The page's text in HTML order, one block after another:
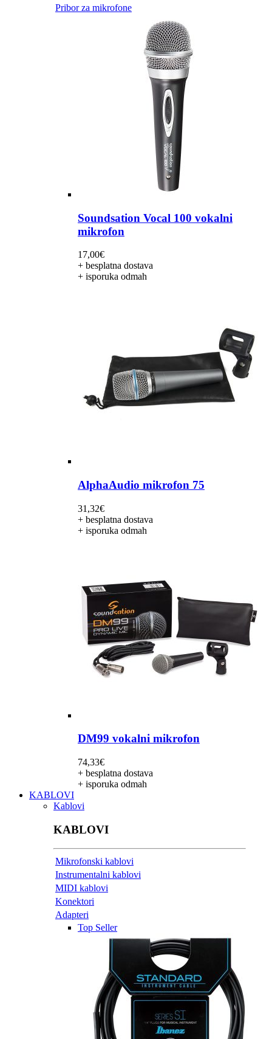
Pribor za mikrofone
Soundsation Vocal 100 vokalni
mikrofon
17,00€
+ besplatna dostava
+ isporuka odmah
AlphaAudio mikrofon 75
31,32€
+ besplatna dostava
+ isporuka odmah
DM99 vokalni mikrofon
74,33€
+ besplatna dostava
+ isporuka odmah
KABLOVI
Kablovi
KABLOVI
Mikrofonski kablovi
Instrumentalni kablovi
MIDI kablovi
Konektori
Adapteri
Top Seller